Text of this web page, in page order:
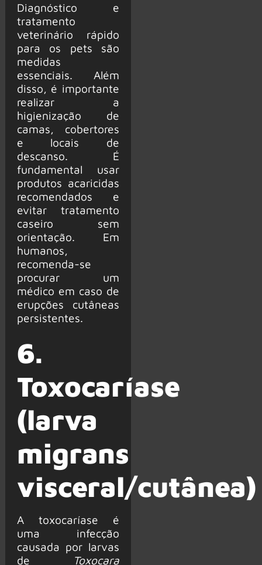
Diagnóstico e
tratamento
veterinário rápido
para os pets são
medidas
essenciais. Além
disso, é importante
realizar a
higienização de
camas, cobertores
e locais de
descanso. É
fundamental usar
produtos acaricidas
recomendados e
evitar tratamento
caseiro sem
orientação. Em
humanos,
recomenda-se
procurar um
médico em caso de
erupções cutâneas
persistentes.
6.
Toxocaríase
(larva
migrans
visceral/cutânea)
A toxocaríase é
uma infecção
causada por larvas
de
Toxocara